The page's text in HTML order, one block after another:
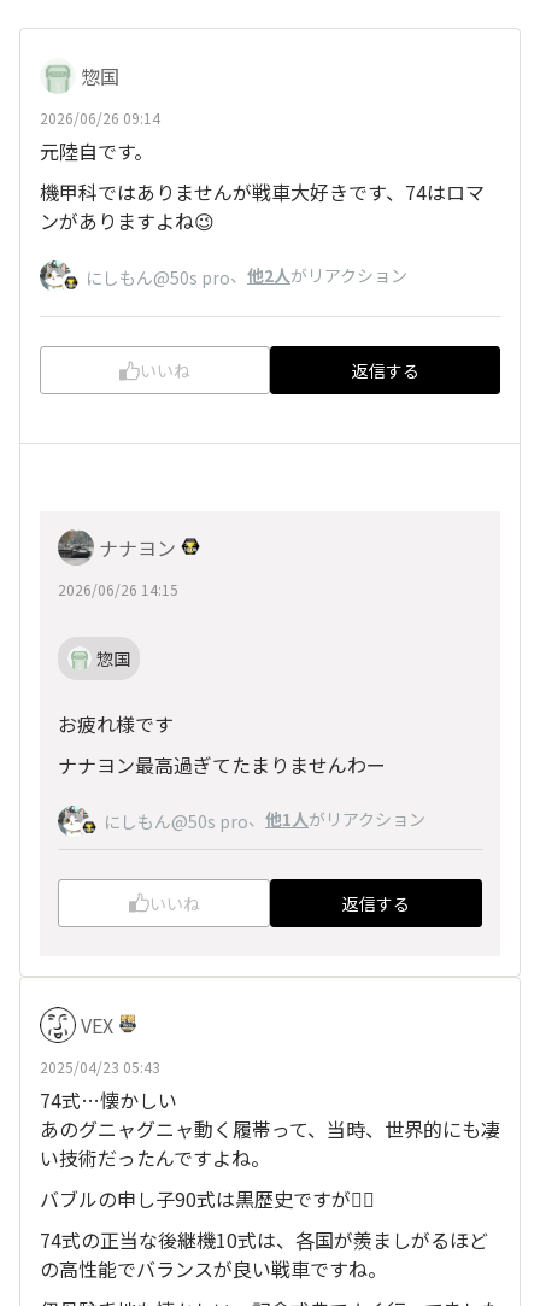
惣国
2026/06/26 09:14
元陸自です。
機甲科ではありませんが戦車大好きです、74はロマ
ンがありますよね😉
にしもん@50s pro、 他2人がリアクション
いいね 返信する
ナナヨン
2026/06/26 14:15
惣国
お疲れ様です
ナナヨン最高過ぎてたまりませんわー
にしもん@50s pro、 他1人がリアクション
いいね 返信する
VEX
2025/04/23 05:43
74式…懐かしい
あのグニャグニャ動く履帯って、当時、世界的にも凄
い技術だったんですよね。
バブルの申し子90式は黒歴史ですが笑⃝
74式の正当な後継機10式は、各国が羨ましがるほど
の高性能でバランスが良い戦車ですね。